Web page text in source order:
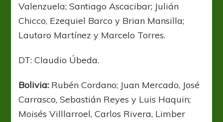
Valenzuela; Santiago Ascacibar; Julián
Chicco, Ezequiel Barco y Brian Mansilla;
Lautaro Martínez y Marcelo Torres.
DT: Claudio Úbeda.
Bolivia: Rubén Cordano; Juan Mercado, José
Carrasco, Sebastián Reyes y Luis Haquin;
Moisés Villlarroel, Carlos Rivera, Limber